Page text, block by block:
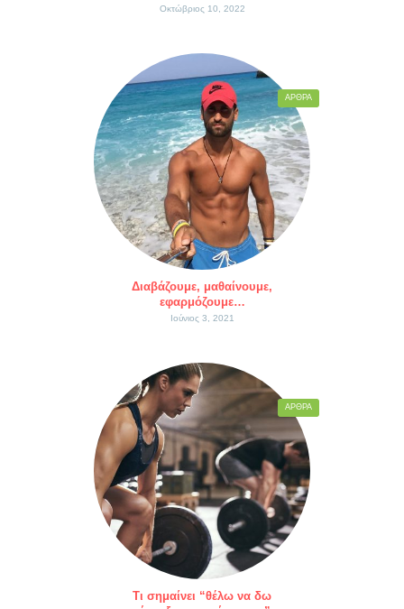
Οκτώβριος 10, 2022
Διαβάζουμε, μαθαίνουμε,
εφαρμόζουμε…
Ιούνιος 3, 2021
ΆΡΘΡΑ
Τι σημαίνει “θέλω να δω
ΆΡΘΡΑ